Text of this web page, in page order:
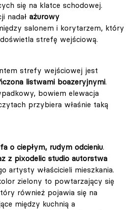
się na klatce schodowej.
nadał ażurowy
salonem i korytarzem, który
strefę wejściową.
strefy wejściowej jest
listwami boazeryjnymi.
bowiem elewacja
przybiera właśnie taką
o ciepłym, rudym odcieniu.
z pixodelic studio autorstwa
artysty właścicieli mieszkania.
zielony to powtarzający się
również pojawia się na
między kuchnią a